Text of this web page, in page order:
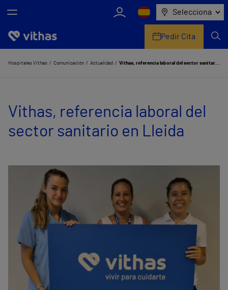
Selecciona
Nosotros
Servicios de salud
Equipo médico y asistencial
Comunicación
Pedir Cita
Hospitales Vithas Comunicación Actualidad Vithas, referencia laboral del sector sanitario en Lleida
Vithas, referencia laboral del
sector sanitario en Lleida